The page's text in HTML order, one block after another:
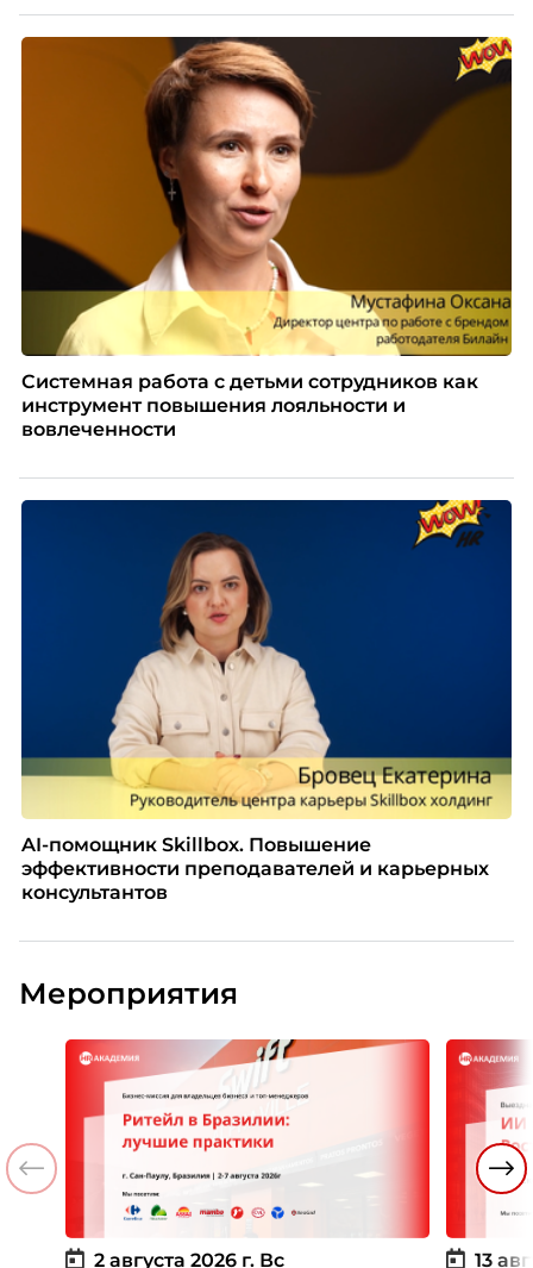
Системная работа с детьми сотрудников как
инструмент повышения лояльности и
вовлеченности
AI-помощник Skillbox. Повышение
эффективности преподавателей и карьерных
консультантов
Мероприятия
2 августа 2026 г. Вс 13